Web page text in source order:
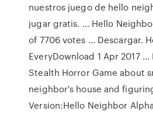
nuestros juego de hello
jugar gratis. ... Hello
of 7706 votes ... Descargar.
EveryDownload 1 Apr 2017
Stealth Horror Game about
neighbor's house and
Version:Hello Neighbor